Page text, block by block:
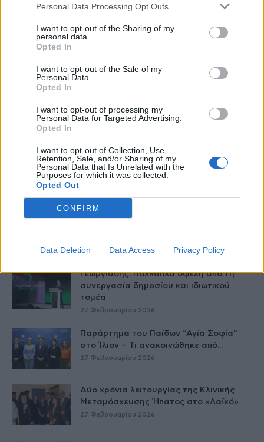
Personal Data Processing Opt Outs
I want to opt-out of the Sharing of my
personal data.
Opted In
I want to opt-out of the Sale of my
Personal Data.
Opted In
I want to opt-out of processing my
Personal Data for Targeted Advertising.
Opted In
I want to opt-out of Collection, Use,
Retention, Sale, and/or Sharing of my
Personal Data that Is Unrelated with the
Purposes for which it was collected.
Opted Out
CONFIRM
Data Deletion Data Access Privacy Policy
Δείτε Ακόμη
Γεωργιάδης: Πολλαπλά οφέλη από τη
συνεργασία δημοσίου και ιδιωτικού
τομέα
27 Φεβρουαρίου 2026
Παράρτημα του Παίδων “Αγία Σοφία”
στο Ίλιον – Τι ανακοινώθηκε από...
27 Φεβρουαρίου 2026
Δύο χρόνια λειτουργίας της Κλινικής
Μεταμόσχευσης Ήπατος στο «Λαϊκό»
27 Φεβρουαρίου 2026